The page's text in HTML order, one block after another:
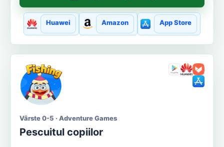
Huawei Amazon App Store
Vârste 0-5 · Adventure Games
Pescuitul copiilor